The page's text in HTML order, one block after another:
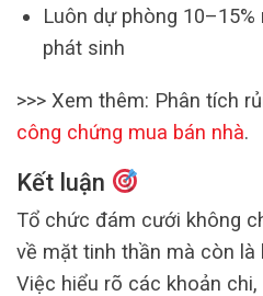
Luôn dự phòng
phát sinh
>>> Xem thêm: Phân tích
công chứng mua bán nhà.
Kết luận
Tổ chức đám cưới không
về mặt tinh thần mà còn là
Việc hiểu rõ các khoản